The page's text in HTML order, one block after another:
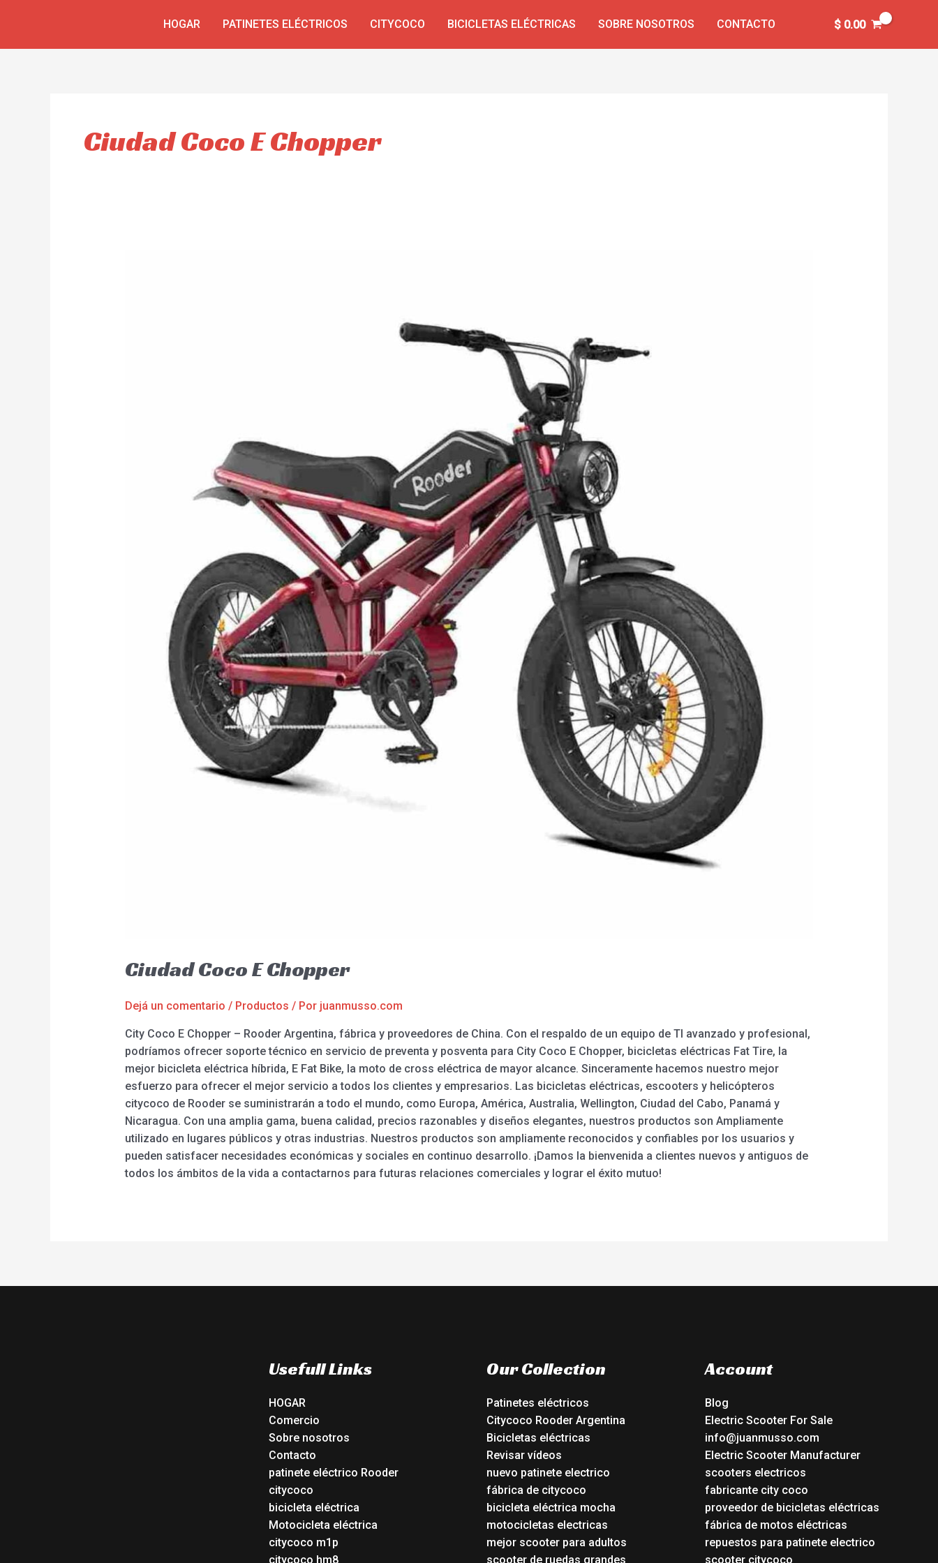
HOGAR PATINETES ELÉCTRICOS CITYCOCO BICICLETAS ELÉCTRICAS SOBRE NOSOTROS CONTACTO $0.00
Ciudad Coco E Chopper
Ciudad Coco E Chopper
Dejá un comentario / Productos / Por juanmusso.com
City Coco E Chopper – Rooder Argentina, fábrica y proveedores de China. Con el respaldo de un equipo de TI avanzado y profesional,
podríamos ofrecer soporte técnico en servicio de preventa y posventa para City Coco E Chopper, bicicletas eléctricas Fat Tire, la
mejor bicicleta eléctrica híbrida, E Fat Bike, la moto de cross eléctrica de mayor alcance. Sinceramente hacemos nuestro mejor
esfuerzo para ofrecer el mejor servicio a todos los clientes y empresarios. Las bicicletas eléctricas, escooters y helicópteros
citycoco de Rooder se suministrarán a todo el mundo, como Europa, América, Australia, Wellington, Ciudad del Cabo, Panamá y
Nicaragua. Con una amplia gama, buena calidad, precios razonables y diseños elegantes, nuestros productos son Ampliamente
utilizado en lugares públicos y otras industrias. Nuestros productos son ampliamente reconocidos y confiables por los usuarios y
pueden satisfacer necesidades económicas y sociales en continuo desarrollo. ¡Damos la bienvenida a clientes nuevos y antiguos de
todos los ámbitos de la vida a contactarnos para futuras relaciones comerciales y lograr el éxito mutuo!
Usefull Links
HOGAR
Comercio
Sobre nosotros
Contacto
patinete eléctrico Rooder
citycoco
bicicleta eléctrica
Motocicleta eléctrica
citycoco m1p
citycoco hm8
Our Collection
Patinetes eléctricos
Citycoco Rooder Argentina
Bicicletas eléctricas
Revisar vídeos
nuevo patinete electrico
fábrica de citycoco
bicicleta eléctrica mocha
motocicletas electricas
mejor scooter para adultos
scooter de ruedas grandes
Account
Blog
Electric Scooter For Sale
info@juanmusso.com
Electric Scooter Manufacturer
scooters electricos
fabricante city coco
proveedor de bicicletas eléctricas
fábrica de motos eléctricas
repuestos para patinete electrico
scooter citycoco